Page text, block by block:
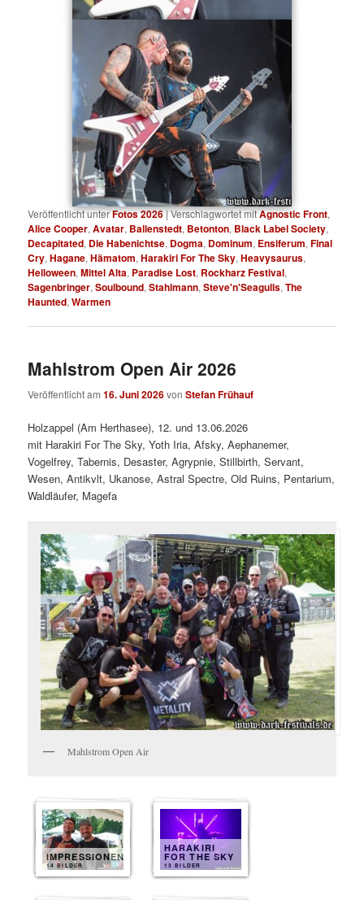
Veröffentlicht unterFotos 2026|Verschlagwortet mitAgnostic Front,
Alice Cooper,Avatar, Ballenstedt, Betonton, Black Label Society,
Decapitated, Die Habenichtse, Dogma, Dominum, Ensiferum,Final
Cry,Hagane,Hämatom,Harakiri For The Sky,Heavysaurus,
Helloween,Mittel Alta, Paradise Lost, Rockharz Festival,
Sagenbringer,Soulbound,Stahlmann,Steve'n'Seagulls,The
Haunted,Warmen
Mahlstrom Open Air 2026
Veröffentlicht am16. Juni 2026vonStefan Frühauf
Holzappel (Am Herthasee), 12. und 13.06.2026
mit Harakiri For The Sky, Yoth Iria, Afsky, Aephanemer,
Vogelfrey, Tabernis, Desaster, Agrypnie, Stillbirth, Servant,
Wesen, Antikvlt, Ukanose, Astral Spectre, Old Ruins, Pentarium,
Waldläufer, Magefa
Mahlstrom Open Air
IMPRESSIONEN
14 BILDER
HARAKIRI
FOR THE SKY
13 BILDER